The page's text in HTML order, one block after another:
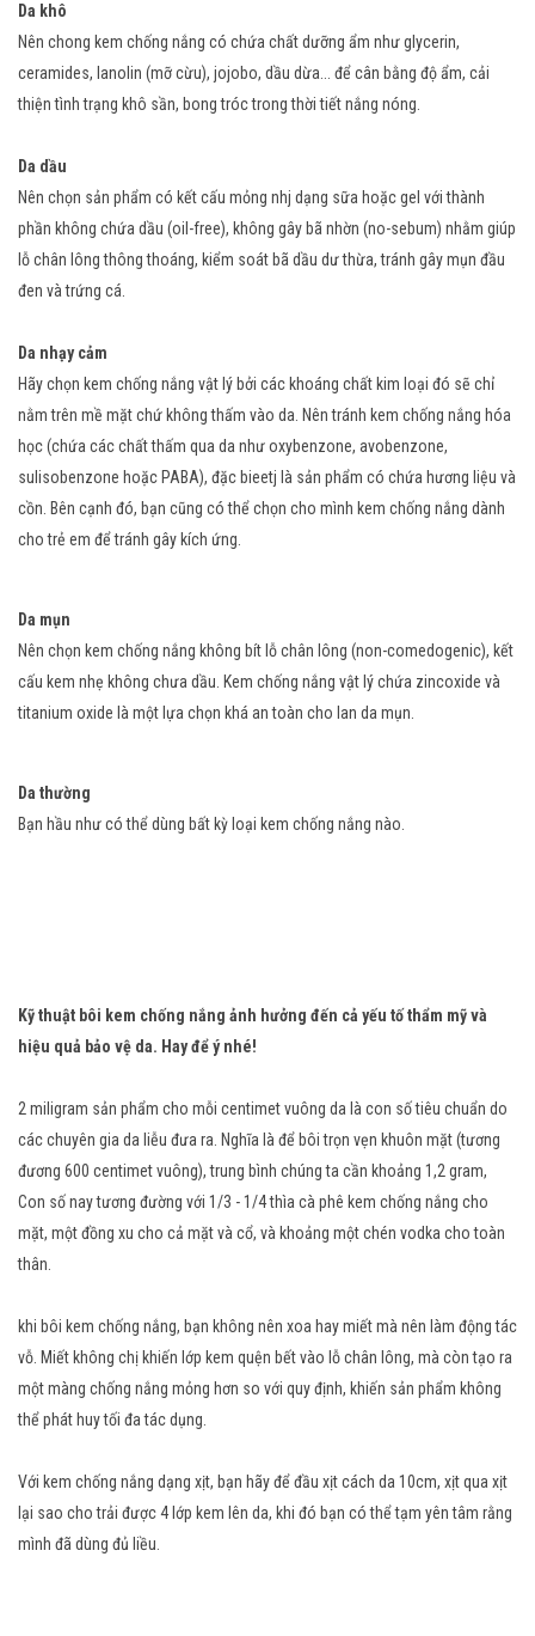
Da khô
Nên chong kem chống nắng có chứa chất dưỡng ẩm như glycerin,
ceramides, lanolin (mỡ cừu), jojobo, dầu dừa... để cân bằng độ ẩm, cải
thiện tình trạng khô sần, bong tróc trong thời tiết nắng nóng.
Da dầu
Nên chọn sản phẩm có kết cấu mỏng nhj dạng sữa hoặc gel với thành
phần không chứa dầu (oil-free), không gây bã nhờn (no-sebum) nhằm giúp
lỗ chân lông thông thoáng, kiểm soát bã dầu dư thừa, tránh gây mụn đầu
đen và trứng cá.
Da nhạy cảm
Hãy chọn kem chống nắng vật lý bởi các khoáng chất kim loại đó sẽ chỉ
nằm trên mề mặt chứ không thấm vào da. Nên tránh kem chống nắng hóa
học (chứa các chất thấm qua da như oxybenzone, avobenzone,
sulisobenzone hoặc PABA), đặc bieetj là sản phẩm có chứa hương liệu và
cồn. Bên cạnh đó, bạn cũng có thể chọn cho mình kem chống nắng dành
cho trẻ em để tránh gây kích ứng.
Da mụn
Nên chọn kem chống nắng không bít lỗ chân lông (non-comedogenic), kết
cấu kem nhẹ không chưa dầu. Kem chống nắng vật lý chứa zincoxide và
titanium oxide là một lựa chọn khá an toàn cho lan da mụn.
Da thường
Bạn hầu như có thể dùng bất kỳ loại kem chống nắng nào.
Kỹ thuật bôi kem chống nắng ảnh hưởng đến cả yếu tố thẩm mỹ và
hiệu quả bảo vệ da. Hay để ý nhé!
2 miligram sản phẩm cho mỗi centimet vuông da là con số tiêu chuẩn do
các chuyên gia da liễu đưa ra. Nghĩa là để bôi trọn vẹn khuôn mặt (tương
đương 600 centimet vuông), trung bình chúng ta cần khoảng 1,2 gram,
Con số nay tương đường với 1/3 - 1/4 thìa cà phê kem chống nắng cho
mặt, một đồng xu cho cả mặt và cổ, và khoảng một chén vodka cho toàn
thân.
khi bôi kem chống nắng, bạn không nên xoa hay miết mà nên làm động tác
vỗ. Miết không chị khiến lớp kem quện bết vào lỗ chân lông, mà còn tạo ra
một màng chống nắng mỏng hơn so với quy định, khiến sản phẩm không
thể phát huy tối đa tác dụng.
Với kem chống nắng dạng xịt, bạn hãy để đầu xịt cách da 10cm, xịt qua xịt
lại sao cho trải được 4 lớp kem lên da, khi đó bạn có thể tạm yên tâm rằng
mình đã dùng đủ liều.